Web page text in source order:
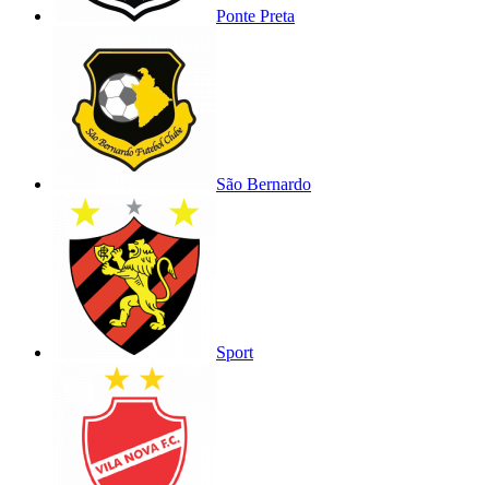
Ponte Preta
São Bernardo
Sport